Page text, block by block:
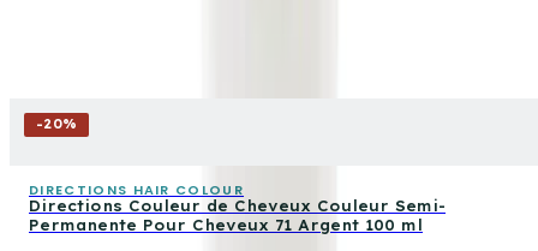
-20%
DIRECTIONS HAIR COLOUR
Directions Couleur de Cheveux Couleur Semi-
Permanente Pour Cheveux 71 Argent 100 ml